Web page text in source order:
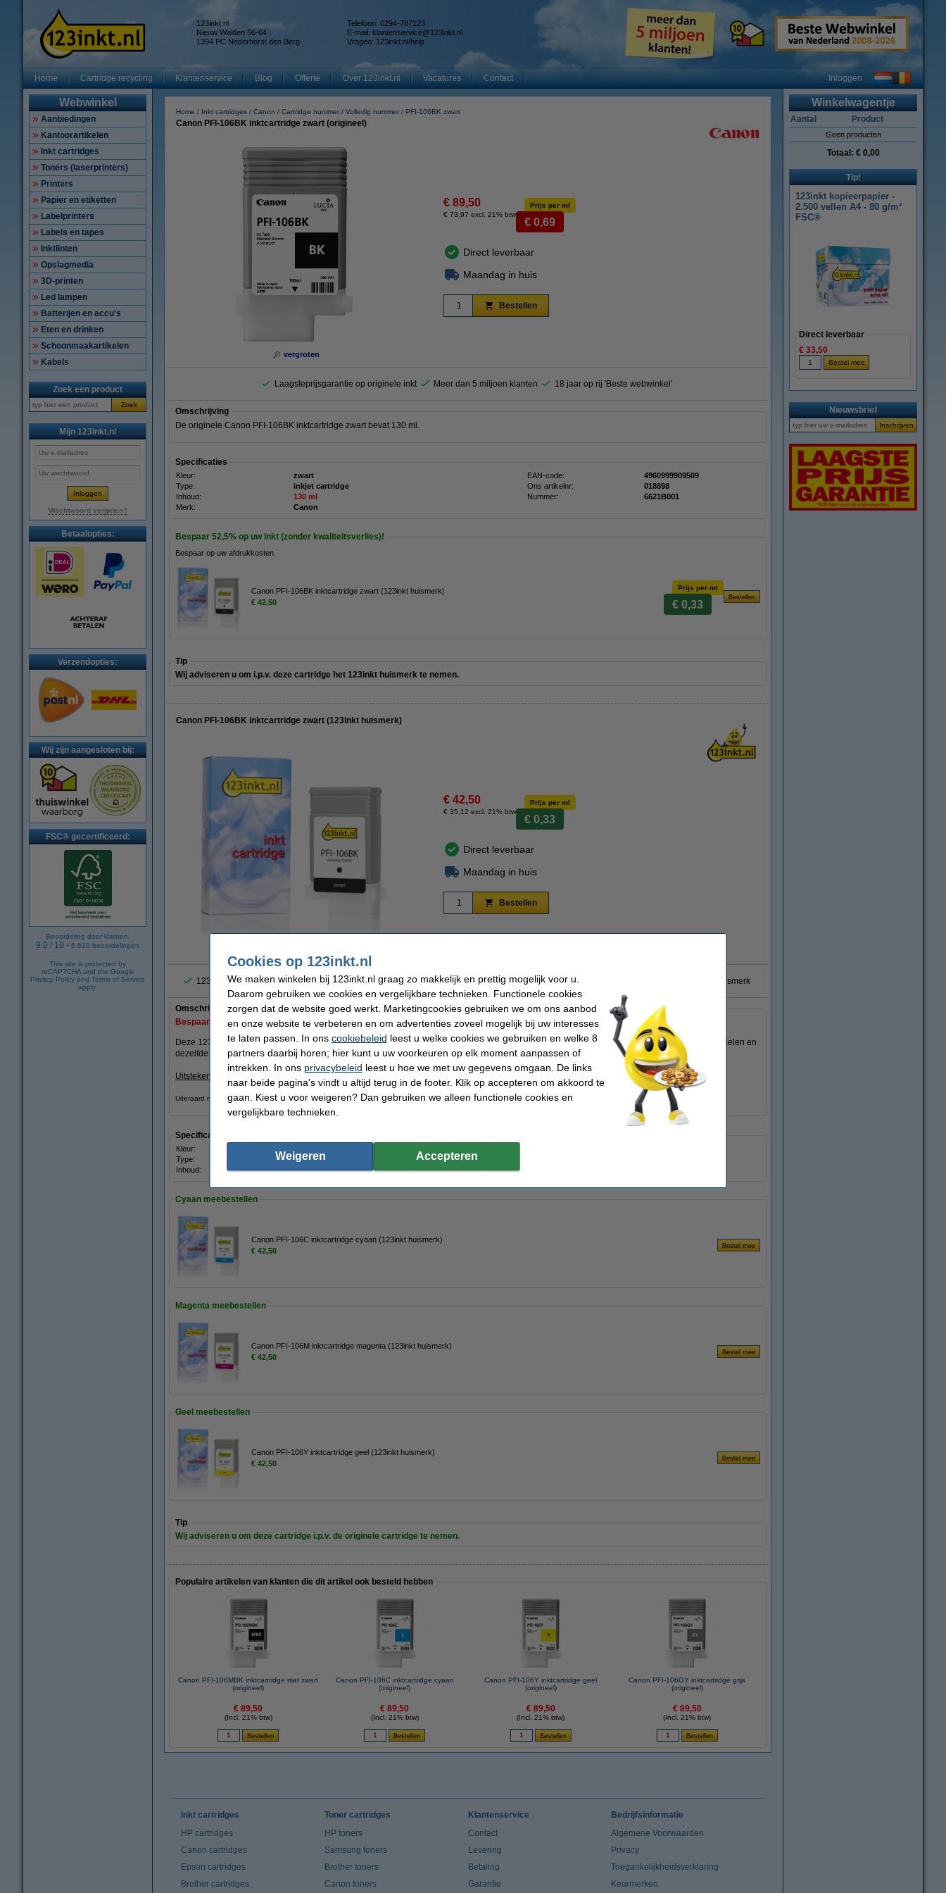
123inkt.nl
Nieuw Walden 56-64
1394 PC Nederhorst den Berg
Telefoon: 0294-787123
E-mail: klantenservice@123inkt.nl
Vragen: 123inkt.nl/help
Home Cartridge recycling Klantenservice Blog Offerte Over 123inkt.nl Vacatures Contact Inloggen
Webwinkel
Aanbiedingen
Kantoorartikelen
Inkt cartridges
Toners (laserprinters)
Printers
Papier en etiketten
Labelprinters
Labels en tapes
Inktlinten
Opslagmedia
3D-printen
Led lampen
Batterijen en accu's
Eten en drinken
Schoonmaakartikelen
Kabels
Zoek een product
Zoek
Mijn 123inkt.nl
Wachtwoord vergeten?
Betaalopties:
Verzendopties:
Wij zijn aangesloten bij:
FSC® gecertificeerd:
Beoordeling door klanten:
9.0 / 10 - 6.610 beoordelingen
This site is protected by
reCAPTCHA and the Google
Privacy Policy and Terms of Service
apply.
Home Inkt cartridges Canon Cartridge nummer Volledig nummer PFI-106BK zwart
Canon PFI-106BK inktcartridge zwart (origineel)
vergroten
€ 89,50
€ 73,97 excl. 21% btw
Prijs per ml
€ 0,69
Direct leverbaar
Maandag in huis
Bestellen
Laagsteprijsgarantie op originele inkt Meer dan 5 miljoen klanten 18 jaar op rij 'Beste webwinkel'
Omschrijving
De originele Canon PFI-106BK inktcartridge zwart bevat 130 ml.
Specificaties
Kleur: zwart EAN-code:
4960999909509
Type:
inkjet cartridge Ons artikelnr:
018898
Inhoud:
130 ml Nummer:
6621B001
Merk:
Canon
Bespaar 52,5% op uw inkt (zonder kwaliteitsverlies)!
Bespaar op uw afdrukkosten.
Canon PFI-106BK inktcartridge zwart (123inkt huismerk)
€ 42,50
Prijs per ml
€ 0,33
Tip
Wij adviseren u om i.p.v. deze cartridge het 123inkt huismerk te nemen.
Canon PFI-106BK inktcartridge zwart (123inkt huismerk)
€ 42,50
€ 35,12 excl. 21% btw
Prijs per ml
€ 0,33
Direct leverbaar
Maandag in huis
Bestellen
123inkt de populairste huismerk inkt van Nederland Consumentenbond: 9/10 tevreden over huismerk 100% garantie op 123inkt huismerk
Omschrijving
Bespaar
52,5%op uw inkt (zonder kwaliteitsverlies)!
Deze 123inkt huismerk cartridge bevat130 mlzwarte inkt (net als de Canon cartridge dus). Print met dezelfde hoge kwaliteit, dezelfde afdrukprofielen en
dezelfde duurzame resultaten. Maar dan voor een veel lagere prijs!
Uitstekende kwaliteit stukken goedkoper!!!
Uiteraard met 100% garantie.
Specificaties
Kleur:
Type:
inkjet cartridge
Inhoud:
130 ml
Cyaan meebestellen
Canon PFI-106C inktcartridge cyaan (123inkt huismerk)
€ 42,50
Magenta meebestellen
Canon PFI-106M inktcartridge magenta (123inkt huismerk)
€ 42,50
Geel meebestellen
Canon PFI-106Y inktcartridge geel (123inkt huismerk)
€ 42,50
Tip
Wij adviseren u om deze cartridge i.p.v. de originele cartridge te nemen.
Populaire artikelen van klanten die dit artikel ook besteld hebben
Canon PFI-106MBK inktcartridge mat zwart
(origineel)
€ 89,50
(Incl. 21% btw)
Canon PFI-106C inktcartridge cyaan
(origineel)
€ 89,50
(Incl. 21% btw)
Canon PFI-106Y inktcartridge geel
(origineel)
€ 89,50
(Incl. 21% btw)
Canon PFI-106GY inktcartridge grijs
(origineel)
€ 89,50
(Incl. 21% btw)
Winkelwagentje
Aantal Product
Geen producten
Totaal: € 0,00
Tip!
123inkt kopieerpapier -
2.500 vellen A4 - 80 g/m²
FSC®
Direct leverbaar
€ 33,50
Nieuwsbrief
Inkt cartridges
HP cartridges
Canon cartridges
Epson cartridges
Brother cartridges
Toner cartridges
HP toners
Samsung toners
Brother toners
Canon toners
Klantenservice
Contact
Levering
Betaling
Garantie
Bedrijfsinformatie
Algemene Voorwaarden
Privacy
Toegankelijkheidsverklaring
Keurmerken
Cookies op 123inkt.nl
We maken winkelen bij 123inkt.nl graag zo makkelijk en prettig mogelijk voor u.
Daarom gebruiken we cookies en vergelijkbare technieken. Functionele cookies
zorgen dat de website goed werkt. Marketingcookies gebruiken we om ons aanbod
en onze website te verbeteren en om advertenties zoveel mogelijk bij uw interesses
te laten passen. In ons cookiebeleid leest u welke cookies we gebruiken en welke 8
partners daarbij horen; hier kunt u uw voorkeuren op elk moment aanpassen of
intrekken. In ons privacybeleid leest u hoe we met uw gegevens omgaan. De links
naar beide pagina's vindt u altijd terug in de footer. Klik op accepteren om akkoord te
gaan. Kiest u voor weigeren? Dan gebruiken we alleen functionele cookies en
vergelijkbare technieken.
Weigeren Accepteren